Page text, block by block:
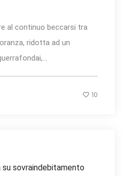
al continuo beccarsi tra
ridotta ad un
10
su sovraindebitamento